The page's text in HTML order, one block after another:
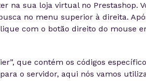
na sua loja virtual no Prestashop.
no menu superior à direita.
com o botão direito do mouse
que contém os códigos
o servidor, aqui nós vamos